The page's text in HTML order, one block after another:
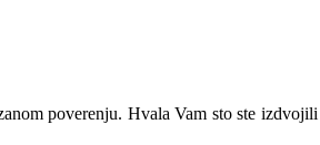
poverenju. Hvala Vam sto ste